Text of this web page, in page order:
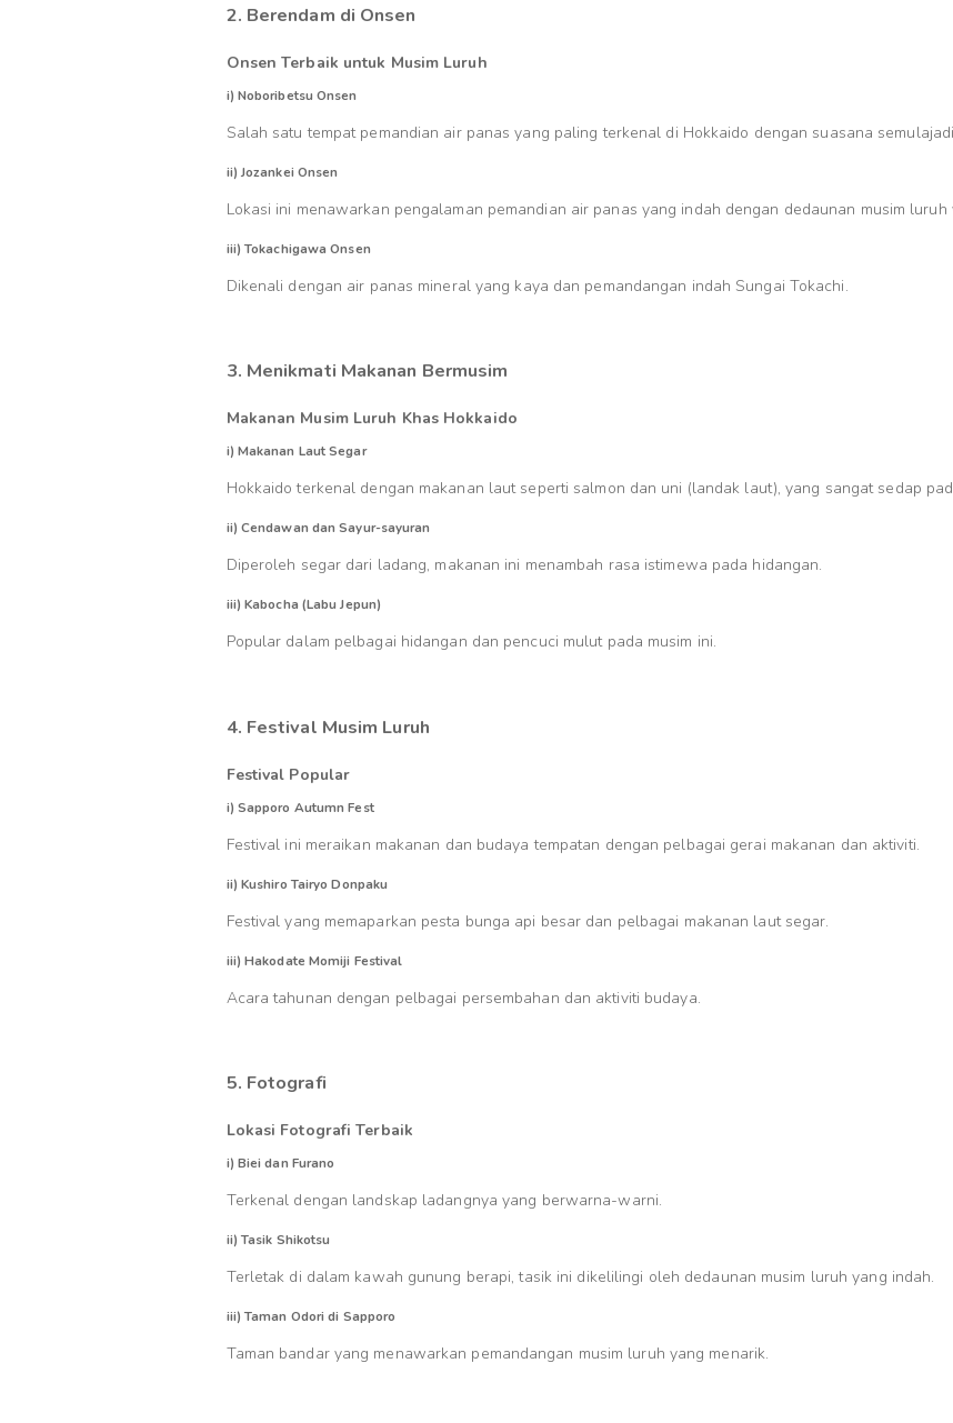
2. Berendam di Onsen
Onsen Terbaik untuk Musim Luruh
i) Noboribetsu Onsen
Salah satu tempat pemandian air panas yang paling terkenal di Hokkaido dengan suasana
ii) Jozankei Onsen
Lokasi ini menawarkan pengalaman pemandian air panas yang indah dengan dedaunan musim luruh
iii) Tokachigawa Onsen
Dikenali dengan air panas mineral yang kaya dan pemandangan indah Sungai Tokachi.
3. Menikmati Makanan Bermusim
Makanan Musim Luruh Khas Hokkaido
i) Makanan Laut Segar
Hokkaido terkenal dengan makanan laut seperti salmon dan uni (landak laut), yang sangat sedap
ii) Cendawan dan Sayur-sayuran
Diperoleh segar dari ladang, makanan ini menambah rasa istimewa pada hidangan.
iii) Kabocha (Labu Jepun)
Popular dalam pelbagai hidangan dan pencuci mulut pada musim ini.
4. Festival Musim Luruh
Festival Popular
i) Sapporo Autumn Fest
Festival ini meraikan makanan dan budaya tempatan dengan pelbagai gerai makanan dan aktiviti.
ii) Kushiro Tairyo Donpaku
Festival yang memaparkan pesta bunga api besar dan pelbagai makanan laut segar.
iii) Hakodate Momiji Festival
Acara tahunan dengan pelbagai persembahan dan aktiviti budaya.
5. Fotografi
Lokasi Fotografi Terbaik
i) Biei dan Furano
Terkenal dengan landskap ladangnya yang berwarna-warni.
ii) Tasik Shikotsu
Terletak di dalam kawah gunung berapi, tasik ini dikelilingi oleh dedaunan musim luruh yang indah.
iii) Taman Odori di Sapporo
Taman bandar yang menawarkan pemandangan musim luruh yang menarik.